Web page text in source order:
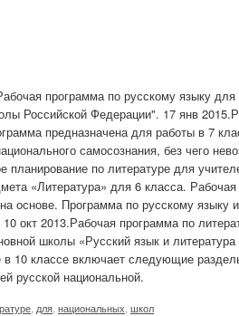
программа по русскому языку
Российской Федерации". 17 янв
предназначена для работы в 7
самосознания, без чего
планирование по литературе для
«Литература» для 6 класса.
основе. Программа по русскому языку
окт 2013.Рабочая программа по
школы «Русский язык и
в 10 классе включает следующие
русской национальной.
для национальных школ